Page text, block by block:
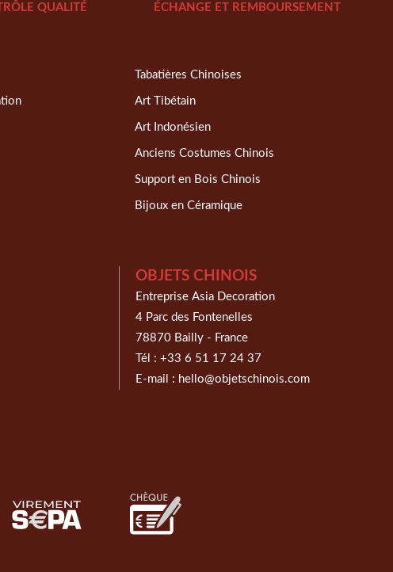
QUALITÉ ÉCHANGE ET REMBOURSEMENT
Tabatières Chinoises
Art Tibétain
Art Indonésien
Anciens Costumes Chinois
Support en Bois Chinois
Bijoux en Céramique
OBJETS CHINOIS
Entreprise Asia Decoration
4 Parc des Fontenelles
78870 Bailly - France
Tél : +33 6 51 17 24 37
E-mail : hello@objetschinois.com